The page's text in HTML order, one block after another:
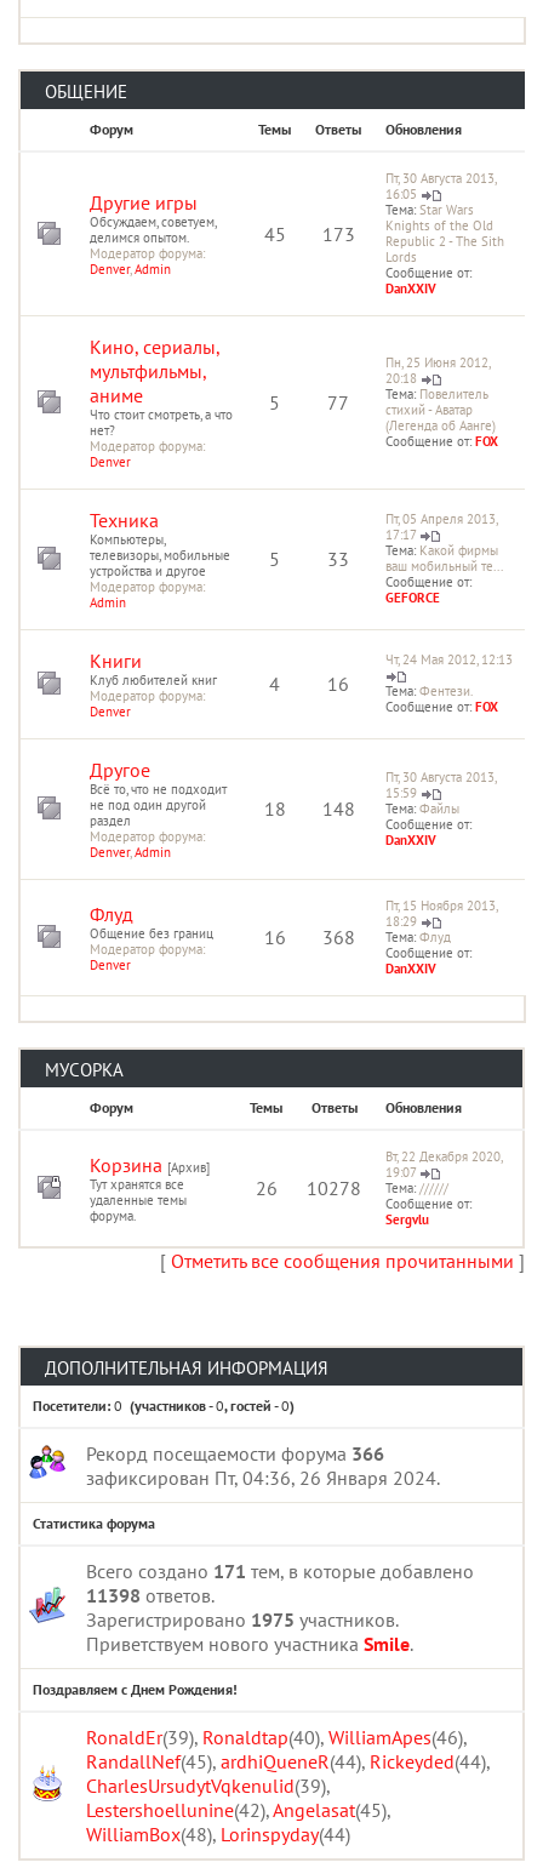
ОБЩЕНИЕ
Форум Темы Ответы Обновления
Другие игры
Обсуждаем, советуем,
делимся опытом.
Модератор форума:
Denver,Admin
45 173
Пт, 30 Августа 2013,
16:05
Тема: Star Wars
Knights of the Old
Republic 2 - The Sith
Lords
Сообщение от:
DanXXIV
Кино, сериалы,
мультфильмы,
аниме
Что стоит смотреть, а что
нет?
Модератор форума:
Denver
5 77
Пн, 25 Июня 2012,
20:18
Тема: Повелитель
стихий - Аватар
(Легенда об Аанге)
Сообщение от: FOX
Техника
Компьютеры,
телевизоры, мобильные
устройства и другое
Модератор форума:
Admin
5 33
Пт, 05 Апреля 2013,
17:17
Тема: Какой фирмы
ваш мобильный те...
Сообщение от:
GEFORCE
Книги
Клуб любителей книг
Модератор форума:
Denver
4 16
Чт, 24 Мая 2012, 12:13
Тема: Фентези.
Сообщение от: FOX
Другое
Всё то, что не подходит
не под один другой
раздел
Модератор форума:
Denver,Admin
18 148
Пт, 30 Августа 2013,
15:59
Тема: Файлы
Сообщение от:
DanXXIV
Флуд
Общение без границ
Модератор форума:
Denver
16 368
Пт, 15 Ноября 2013,
18:29
Тема: Флуд
Сообщение от:
DanXXIV
МУСОРКА
Форум Темы Ответы Обновления
Корзина [Архив]
Тут хранятся все
удаленные темы
форума.
26 10278
Вт, 22 Декабря 2020,
19:07
Тема: //////
Сообщение от:
Sergvlu
[ Отметить все сообщения прочитанными ]
ДОПОЛНИТЕЛЬНАЯ ИНФОРМАЦИЯ
Посетители: 0 (участников -0, гостей -0)
Рекорд посещаемости форума 366
зафиксирован Пт, 04:36, 26 Января 2024.
Статистика форума
Всего создано 171 тем, в которые добавлено
11398 ответов.
Зарегистрировано 1975 участников.
Приветствуем нового участника Smile.
Поздравляем с Днем Рождения!
RonaldEr(39), Ronaldtap(40), WilliamApes(46),
RandallNef(45), ardhiQueneR(44), Rickeyded(44),
CharlesUrsudytVqkenulid(39),
Lestershoellunine(42),Angelasat(45),
WilliamBox(48), Lorinspyday(44)